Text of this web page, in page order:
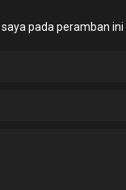
pada peramban